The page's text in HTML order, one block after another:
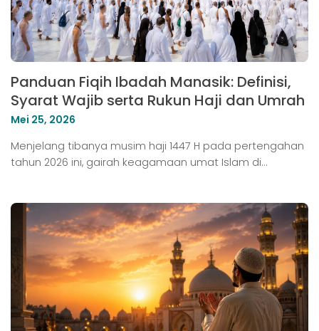
Panduan Fiqih Ibadah Manasik: Definisi,
Syarat Wajib serta Rukun Haji dan Umrah
Mei 25, 2026
Menjelang tibanya musim haji 1447 H pada pertengahan
tahun 2026 ini, gairah keagamaan umat Islam di…